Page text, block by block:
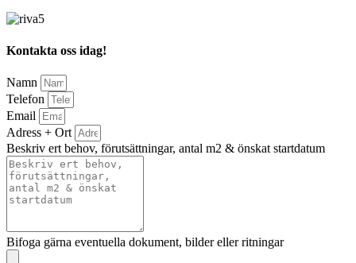
Kontakta oss idag!
Namn
Telefon
Email
Adress + Ort
Beskriv ert behov, förutsättningar, antal m2 & önskat startdatum
Bifoga gärna eventuella dokument, bilder eller ritningar